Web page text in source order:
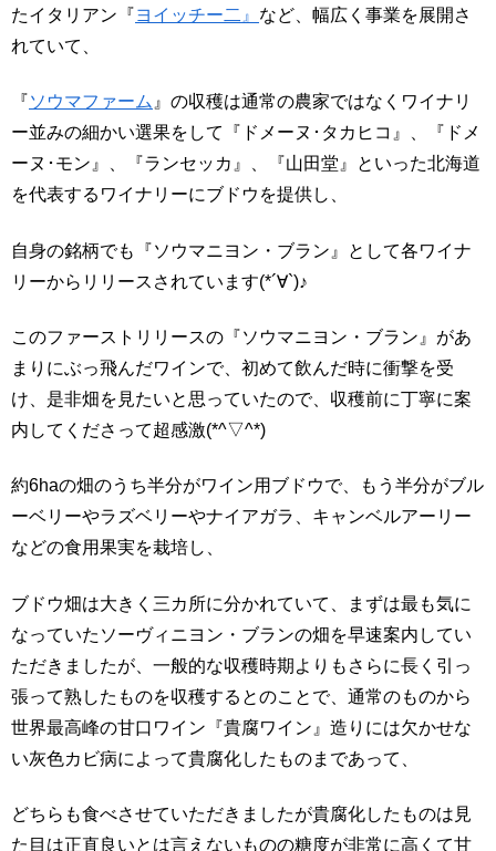
たイタリアン『ヨイッチー二』 など、幅広く事業を展開さ
れていて、
『ソウマファーム 』の収穫は通常の農家ではなくワイナリ
ー並みの細かい選果をして『ドメーヌ･タカヒコ』、『ドメ
ーヌ･モン』、『ランセッカ』、『山田堂』といった北海道
を代表するワイナリーにブドウを提供し、
自身の銘柄でも『ソウマニヨン・ブラン』として各ワイナ
リーからリリースされています(*´∀`)♪
このファーストリリースの『ソウマニヨン・ブラン』があ
まりにぶっ飛んだワインで、初めて飲んだ時に衝撃を受
け、是非畑を見たいと思っていたので、収穫前に丁寧に案
内してくださって超感激(*^▽^*)
約6haの畑のうち半分がワイン用ブドウで、もう半分がブル
ーベリーやラズベリーやナイアガラ、キャンベルアーリー
などの食用果実を栽培し、
ブドウ畑は大きく三カ所に分かれていて、まずは最も気に
なっていたソーヴィニヨン・ブランの畑を早速案内してい
ただきましたが、一般的な収穫時期よりもさらに長く引っ
張って熟したものを収穫するとのことで、通常のものから
世界最高峰の甘口ワイン『貴腐ワイン』造りには欠かせな
い灰色カビ病によって貴腐化したものまであって、
どちらも食べさせていただきましたが貴腐化したものは見
た目は正直良いとは言えないものの糖度が非常に高くて甘